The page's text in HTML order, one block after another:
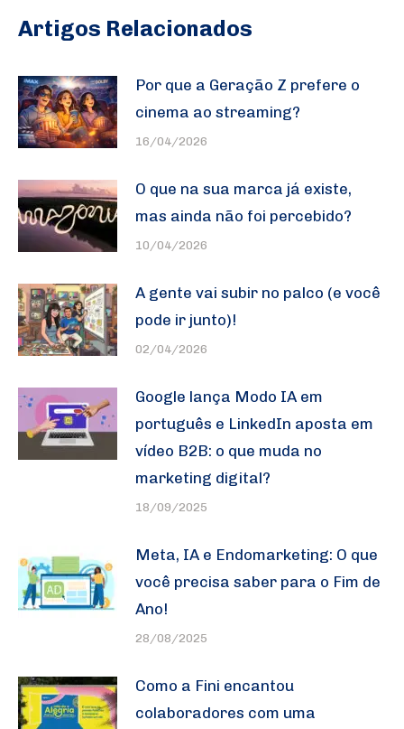
Artigos Relacionados
Por que a Geração Z prefere o
cinema ao streaming?
16/04/2026
O que na sua marca já existe,
mas ainda não foi percebido?
10/04/2026
A gente vai subir no palco (e você
pode ir junto)!
02/04/2026
Google lança Modo IA em
português e LinkedIn aposta em
vídeo B2B: o que muda no
marketing digital?
18/09/2025
Meta, IA e Endomarketing: O que
você precisa saber para o Fim de
Ano!
28/08/2025
Como a Fini encantou
colaboradores com uma